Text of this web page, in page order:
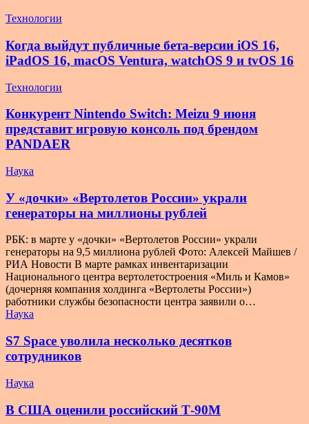
Технологии
Когда выйдут публичные бета-версии iOS 16,
iPadOS 16, macOS Ventura, watchOS 9 и tvOS 16
Технологии
Конкурент Nintendo Switch: Meizu 9 июня
представит игровую консоль под брендом
PANDAER
Наука
У «дочки» «Вертолетов России» украли
генераторы на миллионы рублей
РБК: в марте у «дочки» «Вертолетов России» украли
генераторы на 9,5 миллиона рублей Фото: Алексей Майшев /
РИА Новости В марте рамках инвентаризации
Национального центра вертолетостроения «Миль и Камов»
(дочерняя компания холдинга «Вертолеты России»)
работники службы безопасности центра заявили о…
Наука
S7 Space уволила несколько десятков
сотрудников
Наука
В США оценили российский Т-90М